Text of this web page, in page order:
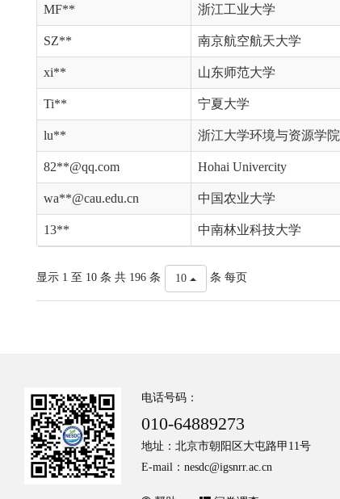
MF** 浙江工业大学
SZ** 南京航空航天大学
xi** 山东师范大学
Ti** 宁夏大学
lu** 浙江大学环境与资源学院
82**@qq.com Hohai Univercity
wa**@cau.edu.cn 中国农业大学
13** 中南林业科技大学
显示 1 至 10 条 共 196 条 10 条 每页
电话号码：
010-64889273
地址：北京市朝阳区大屯路甲11号
E-mail：nesdc@igsnrr.ac.cn